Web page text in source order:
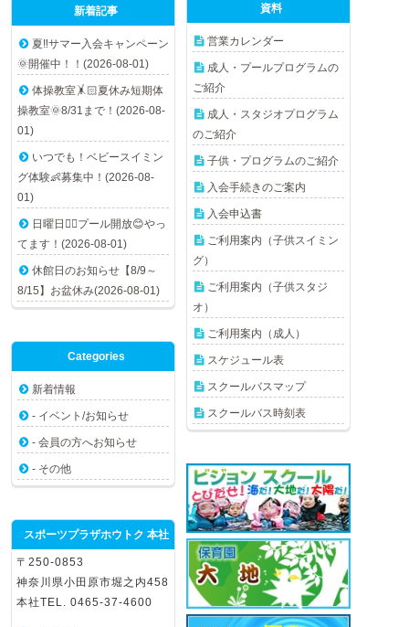
資料
営業カレンダー
成人・プールプログラムの
ご紹介
成人・スタジオプログラム
のご紹介
子供・プログラムのご紹介
入会手続きのご案内
入会申込書
ご利用案内（子供スイミン
グ）
ご利用案内（子供スタジ
オ）
ご利用案内（成人）
スケジュール表
スクールバスマップ
スクールバス時刻表
新着記事
夏‼️サマー入会キャンペーン
🌞開催中！！(2026-08-01)
体操教室🤸🏻夏休み短期体
操教室🌞8/31まで！(2026-08-
01)
いつでも！ベビースイミン
グ体験👶募集中！(2026-08-
01)
日曜日🏊🏻プール開放😊やっ
てます！(2026-08-01)
休館日のお知らせ【8/9～
8/15】お盆休み(2026-08-01)
Categories
新着情報
- イベント/お知らせ
- 会員の方へお知らせ
- その他
スポーツプラザホウトク 本社
〒250-0853
神奈川県小田原市堀之内458
本社TEL. 0465-37-4600